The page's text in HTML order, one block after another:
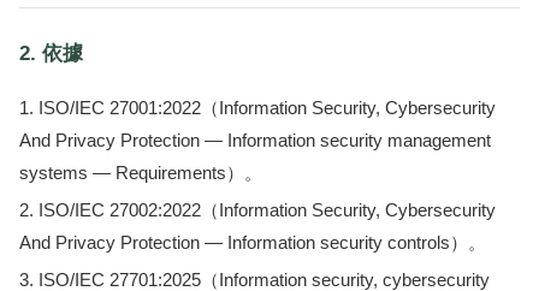
2. 依據
ISO/IEC 27001:2022（Information Security, Cybersecurity
And Privacy Protection — Information security management
systems — Requirements）。
ISO/IEC 27002:2022（Information Security, Cybersecurity
And Privacy Protection — Information security controls）。
ISO/IEC 27701:2025（Information security, cybersecurity